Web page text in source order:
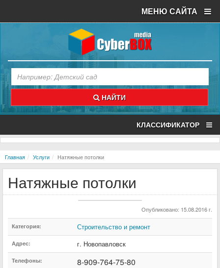
МЕНЮ САЙТА
НАЙТИ
КЛАССИФИКАТОР
Главная Услуги Натяжные потолки
Натяжные потолки
Опубликовано: 15.08.2016 г.
Категория: Строительство и ремонт
Адрес: г. Новопавловск
Телефоны: 8-909-764-75-80